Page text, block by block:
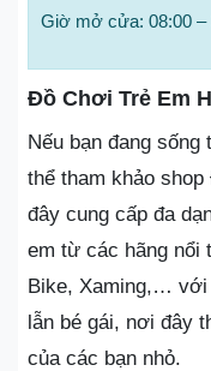
Giờ mở cửa: 08:00 –
Đồ Chơi Trẻ Em
Nếu bạn đang
thể tham khảo
đây cung cấp đa
em từ các hãng nổi
Bike, Xaming,… với
lẫn bé gái, nơi đây
của các bạn nhỏ.